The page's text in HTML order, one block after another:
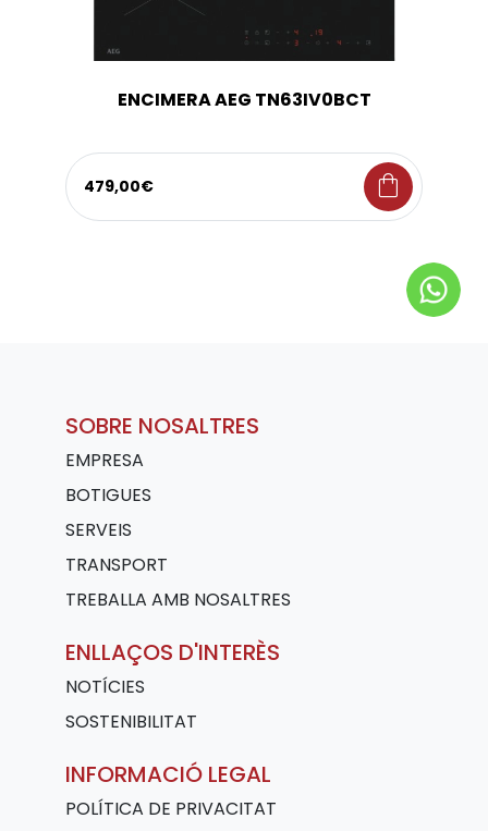
ENCIMERA AEG TN63IV0BCT
479,00€ shopping_bag
SOBRE NOSALTRES
EMPRESA
BOTIGUES
SERVEIS
TRANSPORT
TREBALLA AMB NOSALTRES
ENLLAÇOS D'INTERÈS
NOTÍCIES
SOSTENIBILITAT
INFORMACIÓ LEGAL
POLÍTICA DE PRIVACITAT